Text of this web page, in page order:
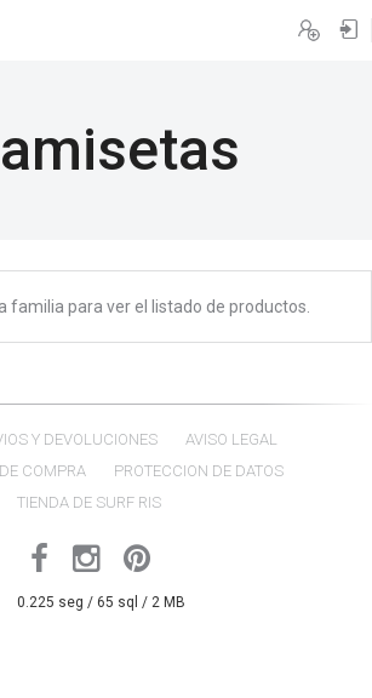
Iniciar sesión
familia para ver el listado de productos.
Y DEVOLUCIONES
AVISO LEGAL
COMPRA
PROTECCION DE DATOS
TIENDA DE SURF RIS
0.225 seg / 65 sql / 2 MB